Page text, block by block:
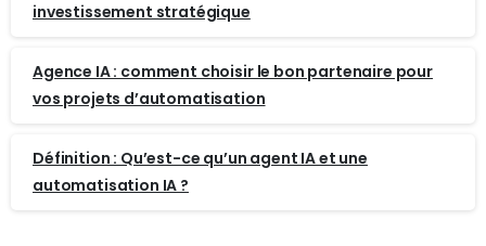
investissement stratégique
Agence IA : comment choisir le bon partenaire pour
vos projets d’automatisation
Définition : Qu’est-ce qu’un agent IA et une
automatisation IA ?